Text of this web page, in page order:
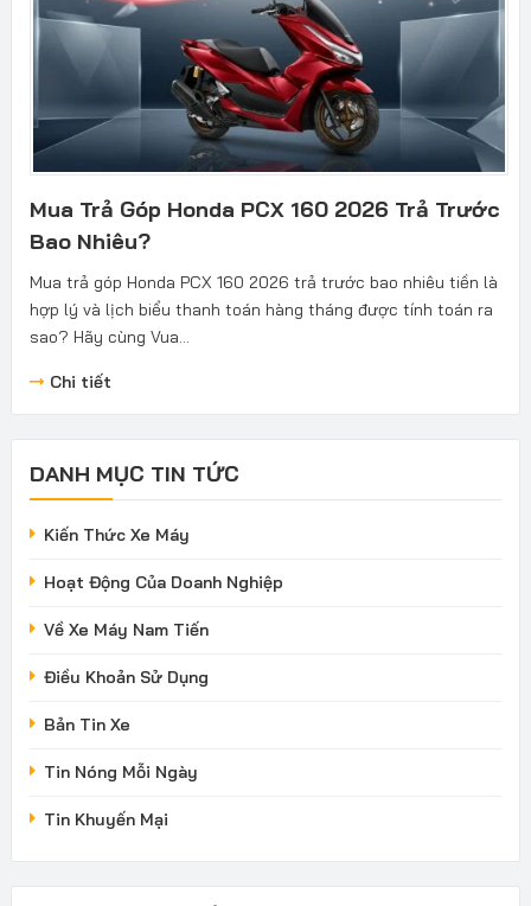
Mua Trả Góp Honda PCX 160 2026 Trả Trước
Bao Nhiêu?
Mua trả góp Honda PCX 160 2026 trả trước bao nhiêu tiền là
hợp lý và lịch biểu thanh toán hàng tháng được tính toán ra
sao? Hãy cùng Vua...
Chi tiết
DANH MỤC TIN TỨC
Kiến Thức Xe Máy
Hoạt Động Của Doanh Nghiệp
Về Xe Máy Nam Tiến
Điều Khoản Sử Dụng
Bản Tin Xe
Tin Nóng Mỗi Ngày
Tin Khuyến Mại